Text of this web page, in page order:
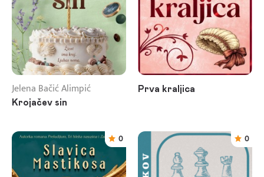
Jelena Bačić Alimpić
Krojačev sin
Prva kraljica
0 0